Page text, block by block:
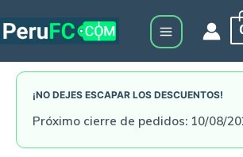
to
Main
Menu
¡NO DEJES ESCAPAR LOS DESCUENTOS!
Próximo cierre de pedidos: 10/08/